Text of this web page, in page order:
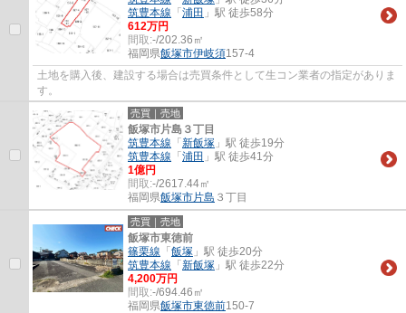
筑豊本線 「 浦田 」駅 徒歩58分
612万円
間取:-/202.36㎡
福岡県飯塚市伊岐須157-4
土地を購入後、建設する場合は売買条件として生コン業者の指定がありま
す。
売買｜売地
飯塚市片島３丁目
筑豊本線 「 新飯塚 」駅 徒歩19分
筑豊本線 「 浦田 」駅 徒歩41分
1億円
間取:-/2617.44㎡
福岡県飯塚市片島 ３丁目
売買｜売地
飯塚市東徳前
篠栗線 「 飯塚 」駅 徒歩20分
筑豊本線 「 新飯塚 」駅 徒歩22分
4,200万円
間取:-/694.46㎡
福岡県飯塚市東徳前150-7